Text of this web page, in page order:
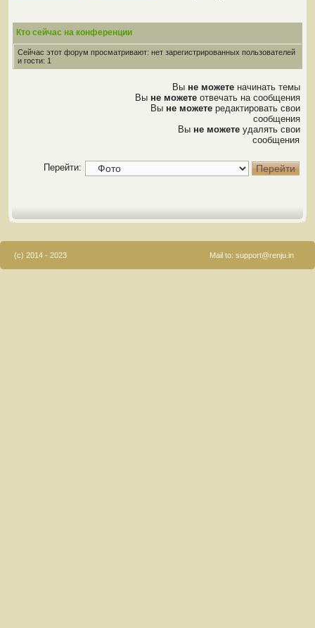
Кто сейчас на конференции
Сейчас этот форум просматривают: нет зарегистрированных пользователей
и гости: 1
Вы не можете начинать темы
Вы не можете отвечать на сообщения
Вы не можете редактировать свои
сообщения
Вы не можете удалять свои
сообщения
Перейти:
(c) 2014 - 2023 Mail to: support@renju.in